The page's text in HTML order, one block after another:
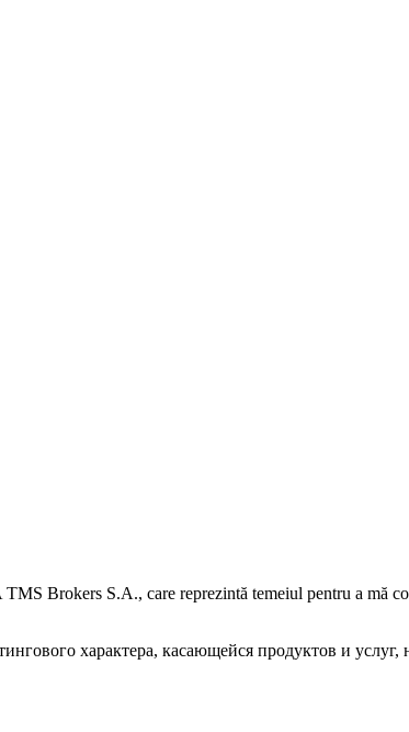
Brokers S.A., care reprezintă temeiul pentru a mă
характера, касающейся продуктов и